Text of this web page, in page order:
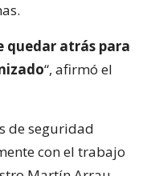
quedar atrás para
“, afirmó el
de seguridad
con el trabajo